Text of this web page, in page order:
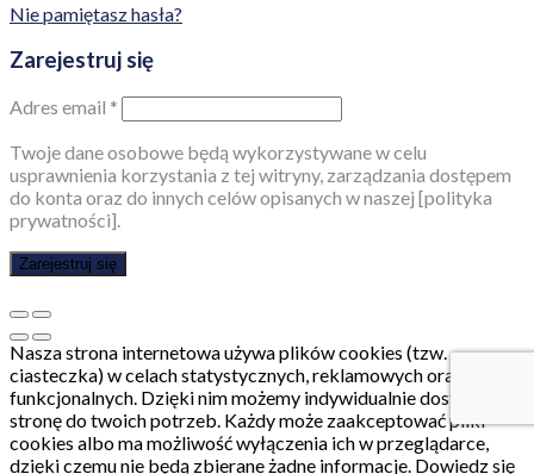
Nie pamiętasz hasła?
Zarejestruj się
Adres email *
Twoje dane osobowe będą wykorzystywane w celu
usprawnienia korzystania z tej witryny, zarządzania dostępem
do konta oraz do innych celów opisanych w naszej [polityka
prywatności].
Zarejestruj się
Nasza strona internetowa używa plików cookies (tzw.
ciasteczka) w celach statystycznych, reklamowych oraz
funkcjonalnych. Dzięki nim możemy indywidualnie dostosować
stronę do twoich potrzeb. Każdy może zaakceptować pliki
cookies albo ma możliwość wyłączenia ich w przeglądarce,
dzięki czemu nie będą zbierane żadne informacje. Dowiedz się